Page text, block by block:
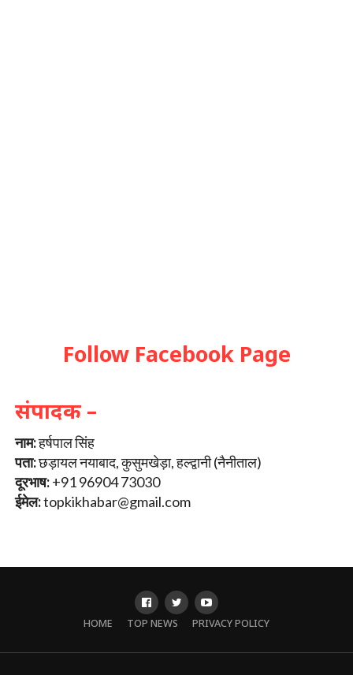
Follow Facebook Page
संपादक –
नाम:हर्षपाल सिंह
पता:छड़ायल नयाबाद, कुसुमखेड़ा, हल्द्वानी (नैनीताल)
दूरभाष:+91 96904 73030
ईमेल:topkikhabar@gmail.com
HOME TOP NEWS PRIVACY POLICY